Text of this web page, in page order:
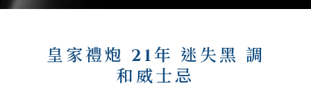
皇家禮炮 21年 迷失黑 調
和威士忌